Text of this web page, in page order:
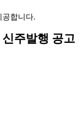
공합니다.
주발행 공고